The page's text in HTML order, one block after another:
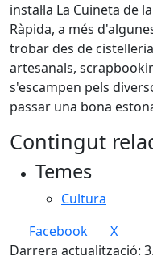
instal·la La Cuineta de
Ràpida, a més
trobar des de
artesanals,
s'escampen pels
passar una bona
Contingut
Temes
Cultura
Facebook
X
Darrera actualització: